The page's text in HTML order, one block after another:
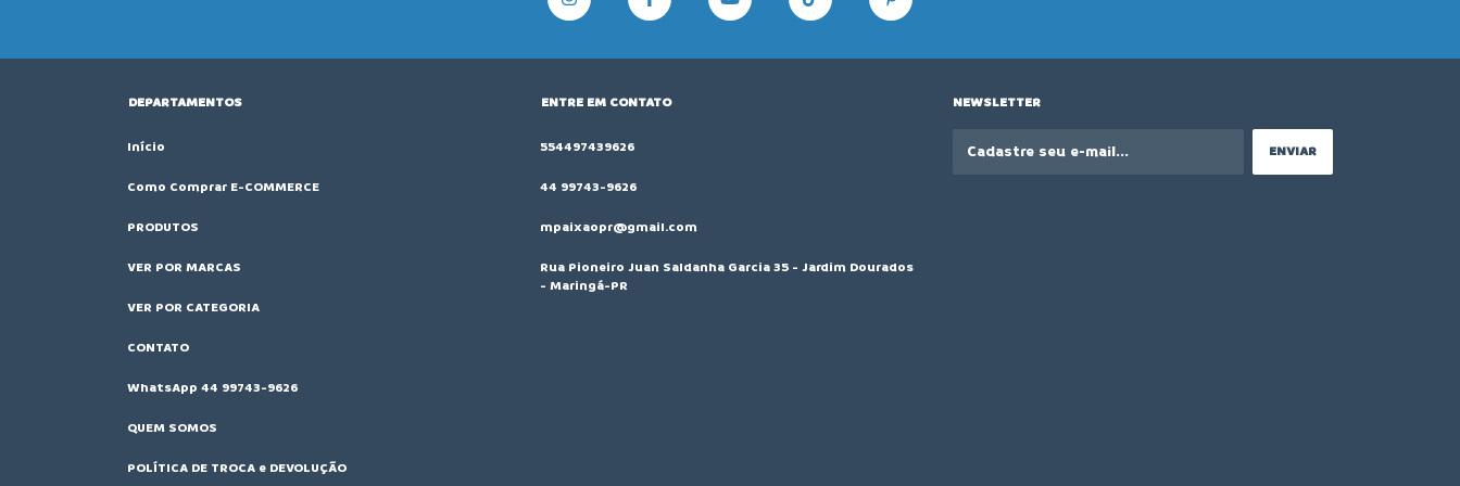
DEPARTAMENTOS
Início
Como Comprar E-COMMERCE
PRODUTOS
VER POR MARCAS
VER POR CATEGORIA
CONTATO
WhatsApp 44 99743-9626
QUEM SOMOS
POLÍTICA DE TROCA e DEVOLUÇÃO
ENTRE EM CONTATO
554497439626
44 99743-9626
mpaixaopr@gmail.com
Rua Pioneiro Juan Saldanha Garcia 35 - Jardim Dourados
- Maringá-PR
NEWSLETTER